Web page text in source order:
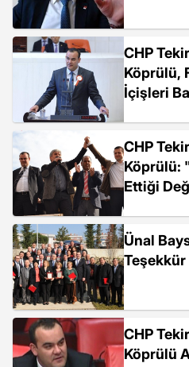
CHP
Köprülü,
İçişleri
CHP
Köprülü:
Ettiği
Ünal
Teşekkür
CHP
Köprülü